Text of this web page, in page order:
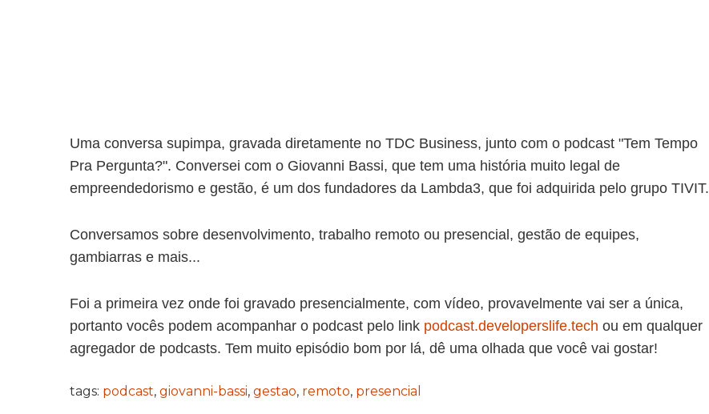
Uma conversa supimpa, gravada diretamente no TDC Business, junto com o podcast "Tem Tempo
Pra Pergunta?". Conversei com o Giovanni Bassi, que tem uma história muito legal de
empreendedorismo e gestão, é um dos fundadores da Lambda3, que foi adquirida pelo grupo TIVIT.
Conversamos sobre desenvolvimento, trabalho remoto ou presencial, gestão de equipes,
gambiarras e mais...
Foi a primeira vez onde foi gravado presencialmente, com vídeo, provavelmente vai ser a única,
portanto vocês podem acompanhar o podcast pelo link podcast.developerslife.tech ou em qualquer
agregador de podcasts. Tem muito episódio bom por lá, dê uma olhada que você vai gostar!
tags: podcast, giovanni-bassi, gestao, remoto, presencial